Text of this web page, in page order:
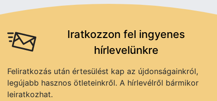
Iratkozzon fel ingyenes
hírlevelünkre
Feliratkozás után értesülést kap az újdonságainkról,
legújabb hasznos ötleteinkről. A hírlevélről bármikor
leiratkozhat.